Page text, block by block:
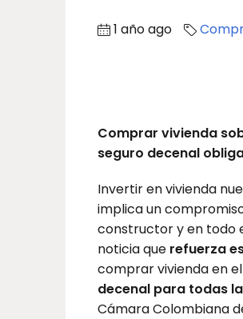
1 año ago
Comprar vivienda
seguro decenal
Invertir en vivienda
implica un
constructor y en todo
noticia que refuerza
comprar vivienda en
decenal para todas
Cámara Colombiana